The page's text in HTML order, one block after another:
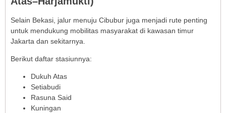
Selain Bekasi, jalur menuju Cibubur juga menjadi rute penting
untuk mendukung mobilitas masyarakat di kawasan timur
Jakarta dan sekitarnya.
Berikut daftar stasiunnya:
Dukuh Atas
Setiabudi
Rasuna Said
Kuningan